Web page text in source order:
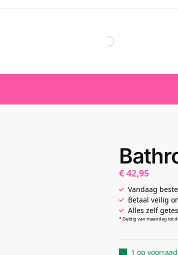
€ 42,95
Vandaag
Betaal veilig
Alles zelf
* Geldig van maandag tot
1 op voorraad